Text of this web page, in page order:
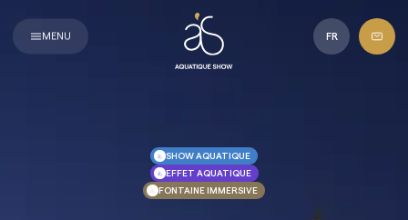
MENU FR
SHOW AQUATIQUE
EFFET AQUATIQUE
FONTAINE IMMERSIVE